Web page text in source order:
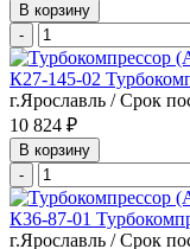
В корзину
-
К27-145-02
г.Ярославль / Срок
10 824 ₽
В корзину
-
К36-87-01
г.Ярославль / Срок